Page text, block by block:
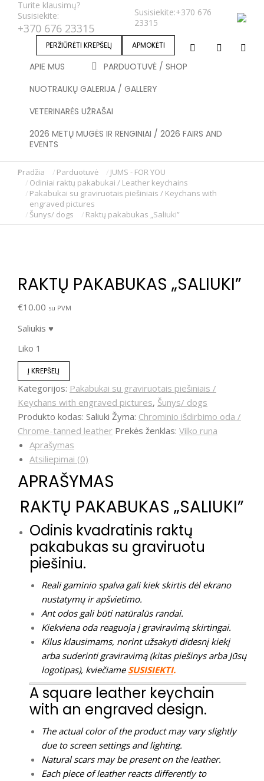
Turite klausimų?
Susisiekite:
+370 676 23315
Susisiekite:+370 676
23315
PERŽIŪRĖTI KREPŠELĮ APMOKĖTI
APIE MUS
PARDUOTUVĖ / SHOP
NUOTRAUKŲ GALERIJA / GALLERY
VETERINARĖS UŽRAŠAI
2026 METŲ MUGĖS IR RENGINIAI / 2026 FAIRS AND
EVENTS
You are here:
Pradžia Parduotuvė
JUMS - FOR YOU
Odiniai raktų pakabukai / Leather keychains
Pakabukai su graviruotais piešiniais / Keychans with
engraved pictures
Šunys/ dogs
Raktų pakabukas „Saliuki”
RAKTŲ PAKABUKAS „SALIUKI”
€10.00 su PVM
Saliukis ♥
Liko 1
Į KREPŠELĮ
Kategorijos: Pakabukai su graviruotais piešiniais /
Keychans with engraved pictures, Šunys/ dogs
Produkto kodas: Saliuki Žyma: Chrominio išdirbimo oda /
Chrome-tanned leather Prekės ženklas: Vilko runa
Aprašymas
Atsiliepimai (0)
APRAŠYMAS
RAKTŲ PAKABUKAS „SALIUKI”
Odinis kvadratinis raktų
pakabukas su graviruotu
piešiniu.
Reali gaminio spalva gali kiek skirtis dėl ekrano
nustatymų ir apšvietimo.
Ant odos gali būti natūralūs randai.
Kiekviena oda reaguoja į graviravimą skirtingai.
Kilus klausimams, norint užsakyti didesnį kiekį
arba suderinti graviravimą (kitas piešinys arba Jūsų
logotipas), kviečiame SUSISIEKTI.
A square leather keychain
with an engraved design.
The actual color of the product may vary slightly
due to screen settings and lighting.
Natural scars may be present on the leather.
Each piece of leather reacts differently to